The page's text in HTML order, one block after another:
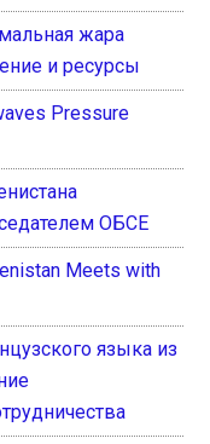
жара
и ресурсы
Pressure
ОБСЕ
Meets with
языка из